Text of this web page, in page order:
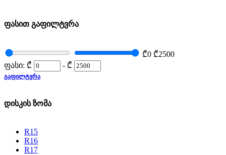
ფასით გაფილტვრა
₾0 ₾2500
ფასი: ₾ - ₾
ᲒᲐᲤᲘᲚᲢᲕᲠᲐ
დისკის ზომა
R15
R16
R17